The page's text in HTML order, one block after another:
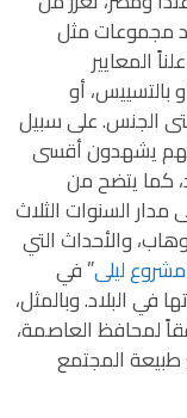
مجموعات مثل
المعايير
بالتسييس، أو
الجنس. على سبيل
يشهدون أقسى
كما يتضح من
مدار السنوات الثلاث
والأحداث التي
مشروع ليلى” في
لمحافظ العاصمة،
المجتمع